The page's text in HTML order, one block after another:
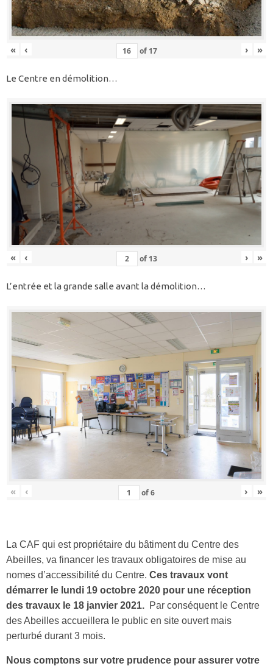
« ‹ of 17 › »
Le Centre en démolition…
« ‹ of 13 › »
L’entrée et la grande salle avant la démolition…
« ‹ of6 › »
La CAF qui est propriétaire du bâtiment du Centre des
Abeilles, va financer les travaux obligatoires de mise au
nomes d’accessibilité du Centre. Ces travaux vont
démarrer le lundi 19 octobre 2020 pour une réception
des travaux le 18 janvier 2021. Par conséquent le Centre
des Abeilles accueillera le public en site ouvert mais
perturbé durant 3 mois.
Nous comptons sur votre prudence pour assurer votre